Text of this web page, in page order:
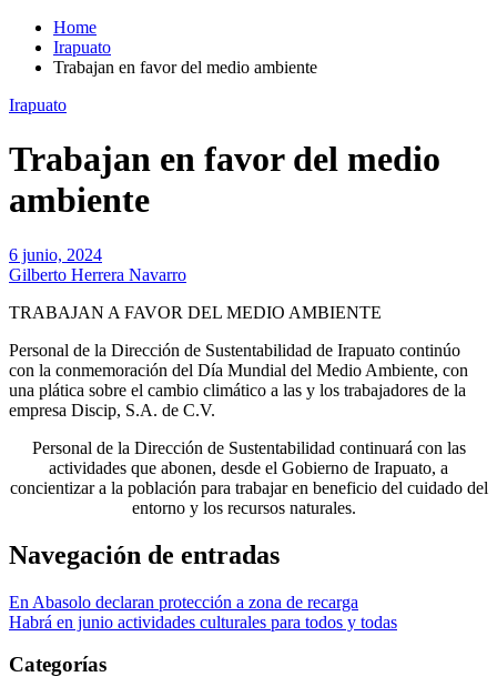
Home
Irapuato
Trabajan en favor del medio ambiente
Irapuato
Trabajan en favor del medio
ambiente
6 junio, 2024
Gilberto Herrera Navarro
TRABAJAN A FAVOR DEL MEDIO AMBIENTE
Personal de la Dirección de Sustentabilidad de Irapuato continúo
con la conmemoración del Día Mundial del Medio Ambiente, con
una plática sobre el cambio climático a las y los trabajadores de la
empresa Discip, S.A. de C.V.
Personal de la Dirección de Sustentabilidad continuará con las
actividades que abonen, desde el Gobierno de Irapuato, a
concientizar a la población para trabajar en beneficio del cuidado del
entorno y los recursos naturales.
Navegación de entradas
En Abasolo declaran protección a zona de recarga
Habrá en junio actividades culturales para todos y todas
Categorías